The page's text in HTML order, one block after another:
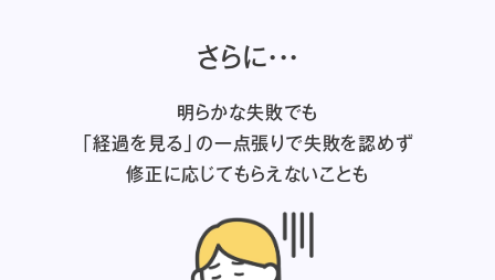
さらに・・・
明らかな失敗でも
「経過を見る」の一点張りで失敗を認めず
修正に応じてもらえないことも